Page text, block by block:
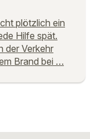
plötzlich ein
Hilfe spät.
der Verkehr
Brand bei …